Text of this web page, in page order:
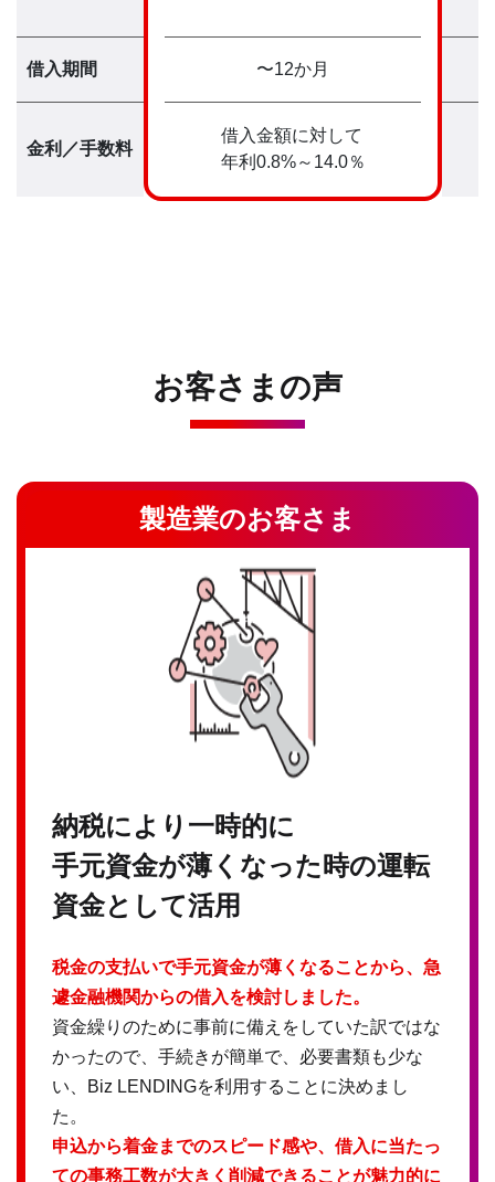
借入期間
金利／手数料
〜12か月
借入金額に対して
年利0.8%～14.0％
お客さまの声
製造業のお客さま
納税により一時的に
手元資金が薄くなった時の運転
資金として活用
税金の支払いで手元資金が薄くなることから、急
遽金融機関からの借入を検討しました。
資金繰りのために事前に備えをしていた訳ではな
かったので、手続きが簡単で、必要書類も少な
い、Biz LENDINGを利用することに決めまし
た。
申込から着金までのスピード感や、借入に当たっ
ての事務工数が大きく削減できることが魅力的に